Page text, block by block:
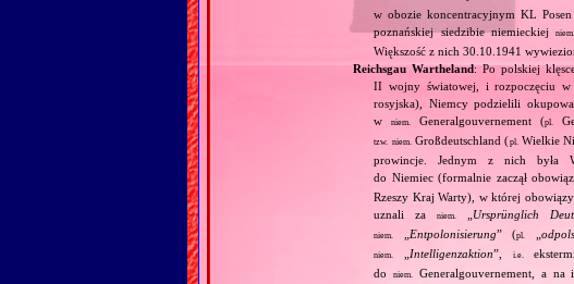
w obozie koncentracyjnym KL
poznańskiej siedzibie niemieckiejniem.
Większość z nich 30.10.1941
Reichsgau Wartheland: Po polskiej
II wojny światowej, i rozpoczęciu w
rosyjska), Niemcy podzielili
wniem. Generalgouvernement (pl.
tzw. niem. Großdeutschland (pl.
Wielkie
prowincje. Jednym z nich była
do Niemiec (formalnie zaczął
Rzeszy Kraj Warty), w której
uznali zaniem. Ursprünglich
niem. Entpolonisierung” (pl.
niem. Intelligenzaktion”, i.e.
doniem. Generalgouvernement, a